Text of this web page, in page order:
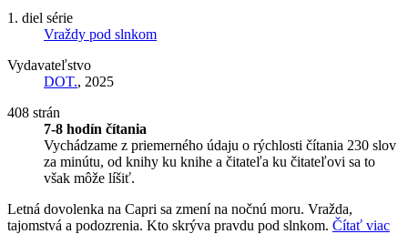
1. diel série
Vraždy pod slnkom
Vydavateľstvo
DOT., 2025
408 strán
7-8 hodín čítania
Vychádzame z priemerného údaju o rýchlosti čítania 230 slov
za minútu, od knihy ku knihe a čitateľa ku čitateľovi sa to
však môže líšiť.
Letná dovolenka na Capri sa zmení na nočnú moru. Vražda,
tajomstvá a podozrenia. Kto skrýva pravdu pod slnkom. Čítať viac